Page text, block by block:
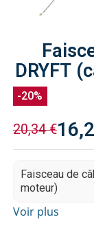
DRYFT
-20%
20,34 €
Faisceau de
moteur)
Voir plus